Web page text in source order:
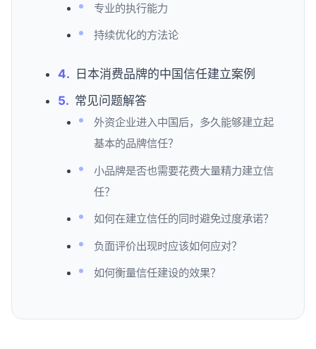
专业的执行能力
持续优化的方法论
日本消费品牌的中国信任建立案例
常见问题解答
外资企业进入中国后，多久能够建立起
基本的品牌信任？
小品牌是否也需要花费大量精力建立信
任？
如何在建立信任的同时避免过度承诺？
负面评价出现时应该如何应对？
如何衡量信任建设的效果？